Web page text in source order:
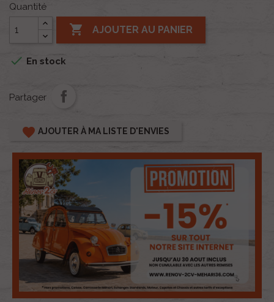
Quantité
 AJOUTER AU PANIER
 En stock
Partager
favorite AJOUTER À MA LISTE D'ENVIES